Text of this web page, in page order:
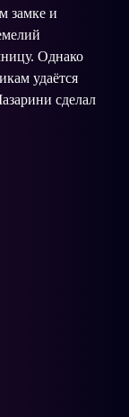
замке и
Однако
удаётся
сделал